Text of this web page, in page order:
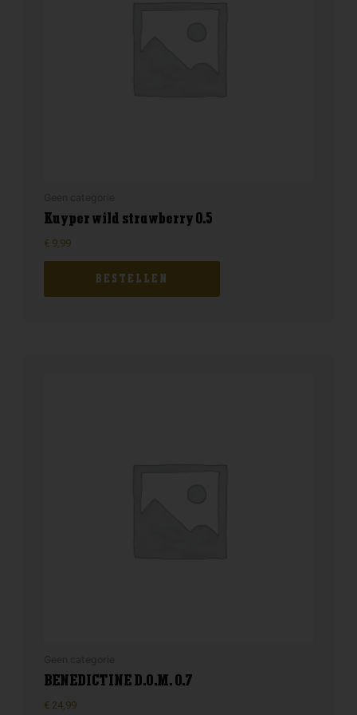
Kuyper wild strawberry 0.5
€ 9,99
BESTELLEN
BENEDICTINE D.O.M. 0.7
€ 24,99